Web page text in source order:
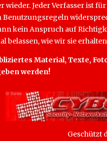
wieder. Jeder Verfasser ist
Benutzungsregeln
kein Anspruch auf
belassen, wie wir sie
Material, Texte,
werden!
Geschützt